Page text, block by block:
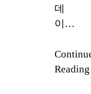
데
이…
Reading